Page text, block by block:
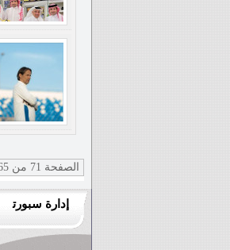
الصفحة 71 من 10065
إدارة سبورت